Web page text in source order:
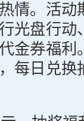
情。活动
光盘行动
金券福利
每日兑换